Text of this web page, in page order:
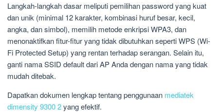
Langkah-langkah dasar meliputi pemilihan password yang kuat
dan unik (minimal 12 karakter, kombinasi huruf besar, kecil,
angka, dan simbol), memilih metode enkripsi WPA3, dan
menonaktifkan fitur-fitur yang tidak dibutuhkan seperti WPS (Wi-
Fi Protected Setup) yang rentan terhadap serangan. Selain itu,
ganti nama SSID default dari AP Anda dengan nama yang tidak
mudah ditebak.
Dapatkan dokumen lengkap tentang penggunaan mediatek
dimensity 9300 2yang efektif.